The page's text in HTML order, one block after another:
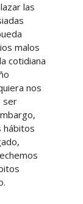
las
malos
cotidiana
nos
ser
hábitos